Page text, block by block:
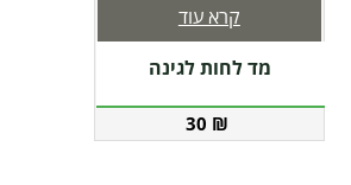
מד לחות לגינה
30 ₪
קרא עוד